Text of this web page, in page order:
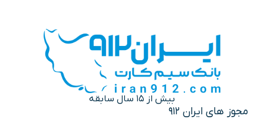
بیش از 15 سال سابقه
مجوز های ایران 912